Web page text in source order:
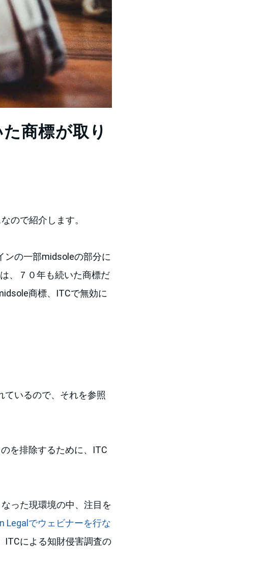
商標が取り
ので紹介します。
ンの一部midsoleの部分に
、７０年も続いた商標だ
商標、ITCで無効に
ているので、それを参照
を排除するために、ITC
った現環境の中、注目を
Legalでウェビナーを行な
ITCによる知財侵害調査の